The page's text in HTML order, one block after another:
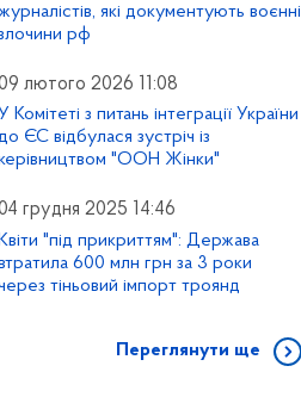
які документують воєнні
рф
лютого 2026 11:08
У Комітеті з питань інтеграції України
ЄС відбулася зустріч із
"ООН Жінки"
грудня 2025 14:46
Квіти "під прикриттям": Держава
600 млн грн за 3 роки
тіньовий імпорт троянд
Переглянути ще